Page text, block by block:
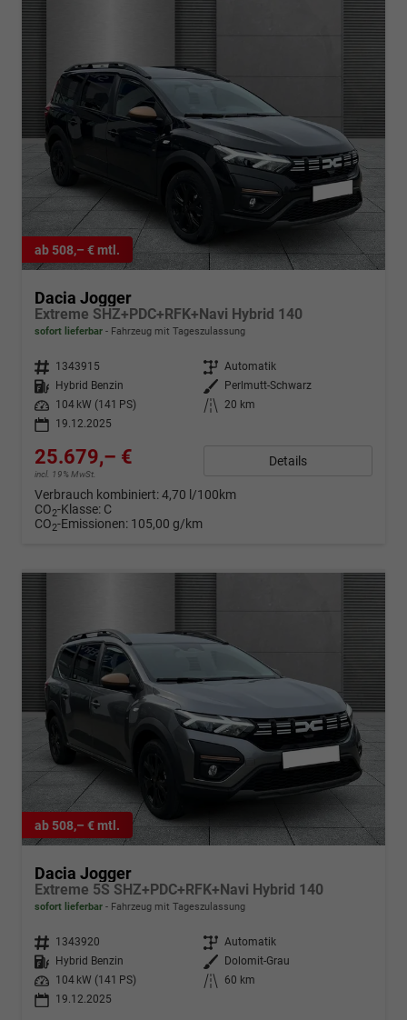
ab 508,– € mtl.
Dacia Jogger
Extreme SHZ+PDC+RFK+Navi Hybrid 140
sofort lieferbar Fahrzeug mit Tageszulassung
Fahrzeugnr. 1343915 Getriebe Automatik
Kraftstoff
Hybrid Benzin Außenfarbe
Perlmutt-Schwarz
Leistung
104 kW (141 PS) Kilometerstand
20 km
19.12.2025
25.679,– €
incl. 19% MwSt.
Details
Verbrauch kombiniert:4,70 l/100km
CO2-Klasse: C
CO2-Emissionen: 105,00 g/km
ab 508,– € mtl.
Dacia Jogger
Extreme 5S SHZ+PDC+RFK+Navi Hybrid 140
sofort lieferbar Fahrzeug mit Tageszulassung
Fahrzeugnr. 1343920 Getriebe Automatik
Kraftstoff
Hybrid Benzin Außenfarbe
Dolomit-Grau
Leistung
104 kW (141 PS) Kilometerstand
60 km
19.12.2025